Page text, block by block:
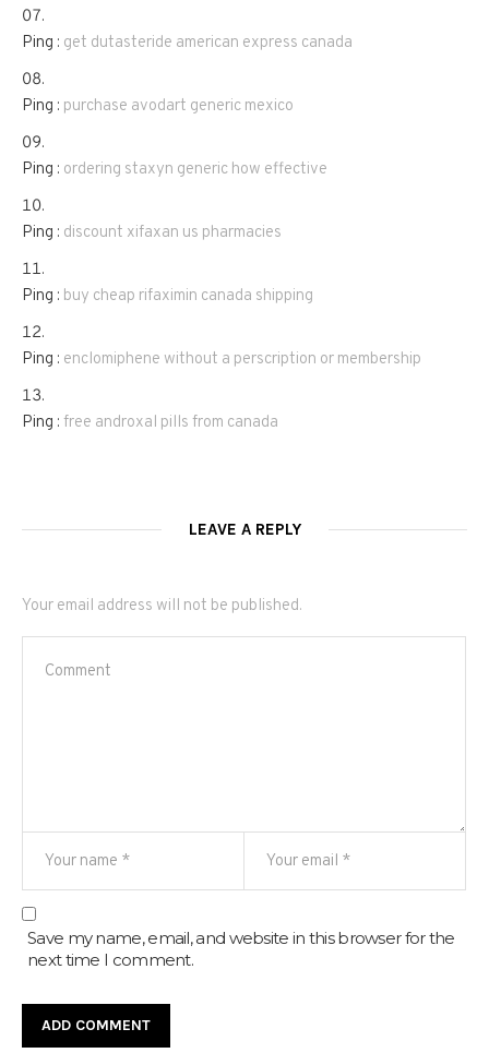
Ping : get dutasteride american express canada
Ping : purchase avodart generic mexico
Ping : ordering staxyn generic how effective
Ping : discount xifaxan us pharmacies
Ping : buy cheap rifaximin canada shipping
Ping : enclomiphene without a perscription or membership
Ping : free androxal pills from canada
LEAVE A REPLY
Your email address will not be published.
Save my name, email, and website in this browser for the
next time I comment.